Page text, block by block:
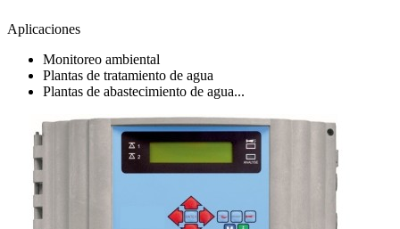
Aplicaciones
Monitoreo ambiental
Plantas de tratamiento de agua
Plantas de abastecimiento de agua...